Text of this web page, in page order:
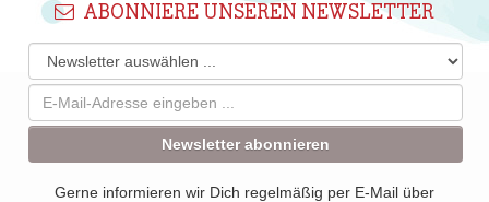
ABONNIERE UNSEREN NEWSLETTER
Newsletter abonnieren
Gerne informieren wir Dich regelmäßig per E-Mail über